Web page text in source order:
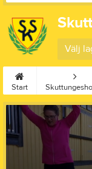
Välj
Start